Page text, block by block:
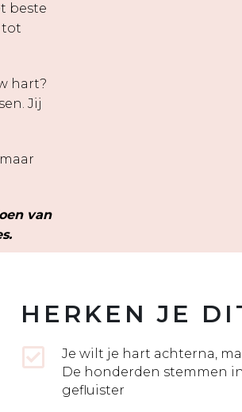
beste
tot
hart?
Jij
van
HERKEN JE
Je wilt je hart achterna,
De honderden stemmen
gefluister